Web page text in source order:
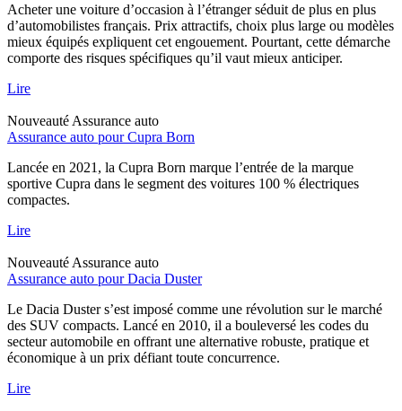
Acheter une voiture d’occasion à l’étranger séduit de plus en plus
d’automobilistes français. Prix attractifs, choix plus large ou modèles
mieux équipés expliquent cet engouement. Pourtant, cette démarche
comporte des risques spécifiques qu’il vaut mieux anticiper.
Lire
Nouveauté Assurance auto
Assurance auto pour Cupra Born
Lancée en 2021, la Cupra Born marque l’entrée de la marque
sportive Cupra dans le segment des voitures 100 % électriques
compactes.
Lire
Nouveauté Assurance auto
Assurance auto pour Dacia Duster
Le Dacia Duster s’est imposé comme une révolution sur le marché
des SUV compacts. Lancé en 2010, il a bouleversé les codes du
secteur automobile en offrant une alternative robuste, pratique et
économique à un prix défiant toute concurrence.
Lire